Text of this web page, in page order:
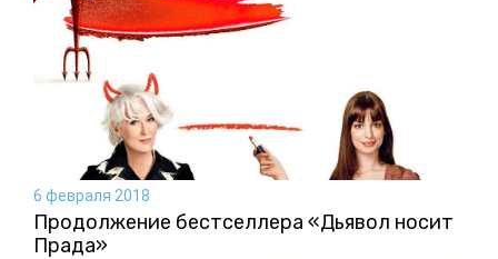
6 февраля 2018
Продолжение бестселлера «Дьявол носит
Прада»